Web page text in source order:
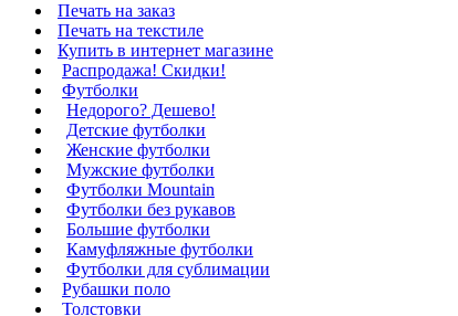
Печать на заказ
Печать на текстиле
Купить в интернет магазине
Распродажа! Скидки!
Футболки
Недорого? Дешево!
Детские футболки
Женские футболки
Мужские футболки
Футболки Mountain
Футболки без рукавов
Большие футболки
Камуфляжные футболки
Футболки для сублимации
Рубашки поло
Толстовки